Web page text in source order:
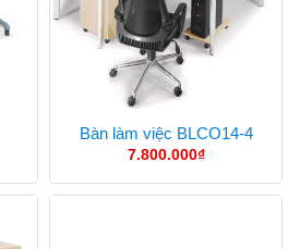
Bàn làm việc BLCO14-4
7.800.000₫